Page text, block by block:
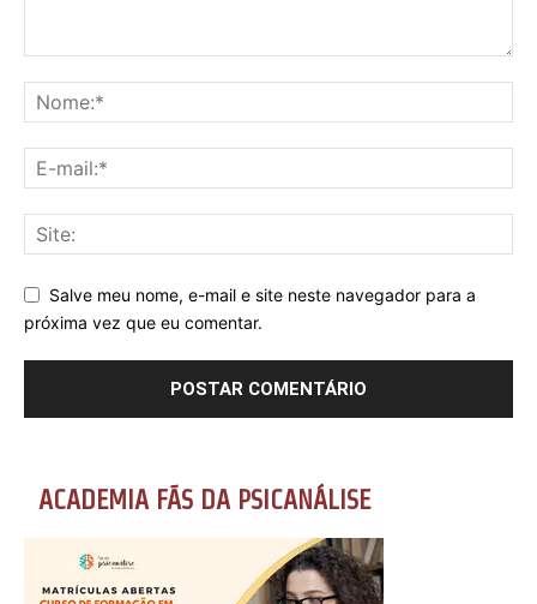
Salve meu nome, e-mail e site neste navegador para a
próxima vez que eu comentar.
ACADEMIA FÃS DA PSICANÁLISE